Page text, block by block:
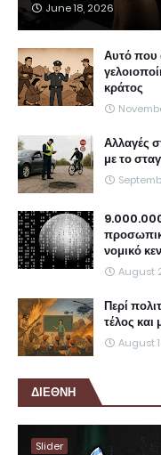
June 18, 2026
Αυτό που
κράτος
Αλλαγές
με το
νομικό
August
Περί
τέλος
August
ΔΙΕΘΝΗ
Slider